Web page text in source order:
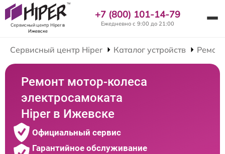
Сервисный центр Hiperв
Ижевске
+7 (800) 101-14-79
Ежедневно с 9:00 до 21:00
Сервисный центр Hiper Каталог устройств
Ремонт мотор-колеса
электросамоката
Hiper в Ижевске
Официальный сервис
Гарантийное обслуживание